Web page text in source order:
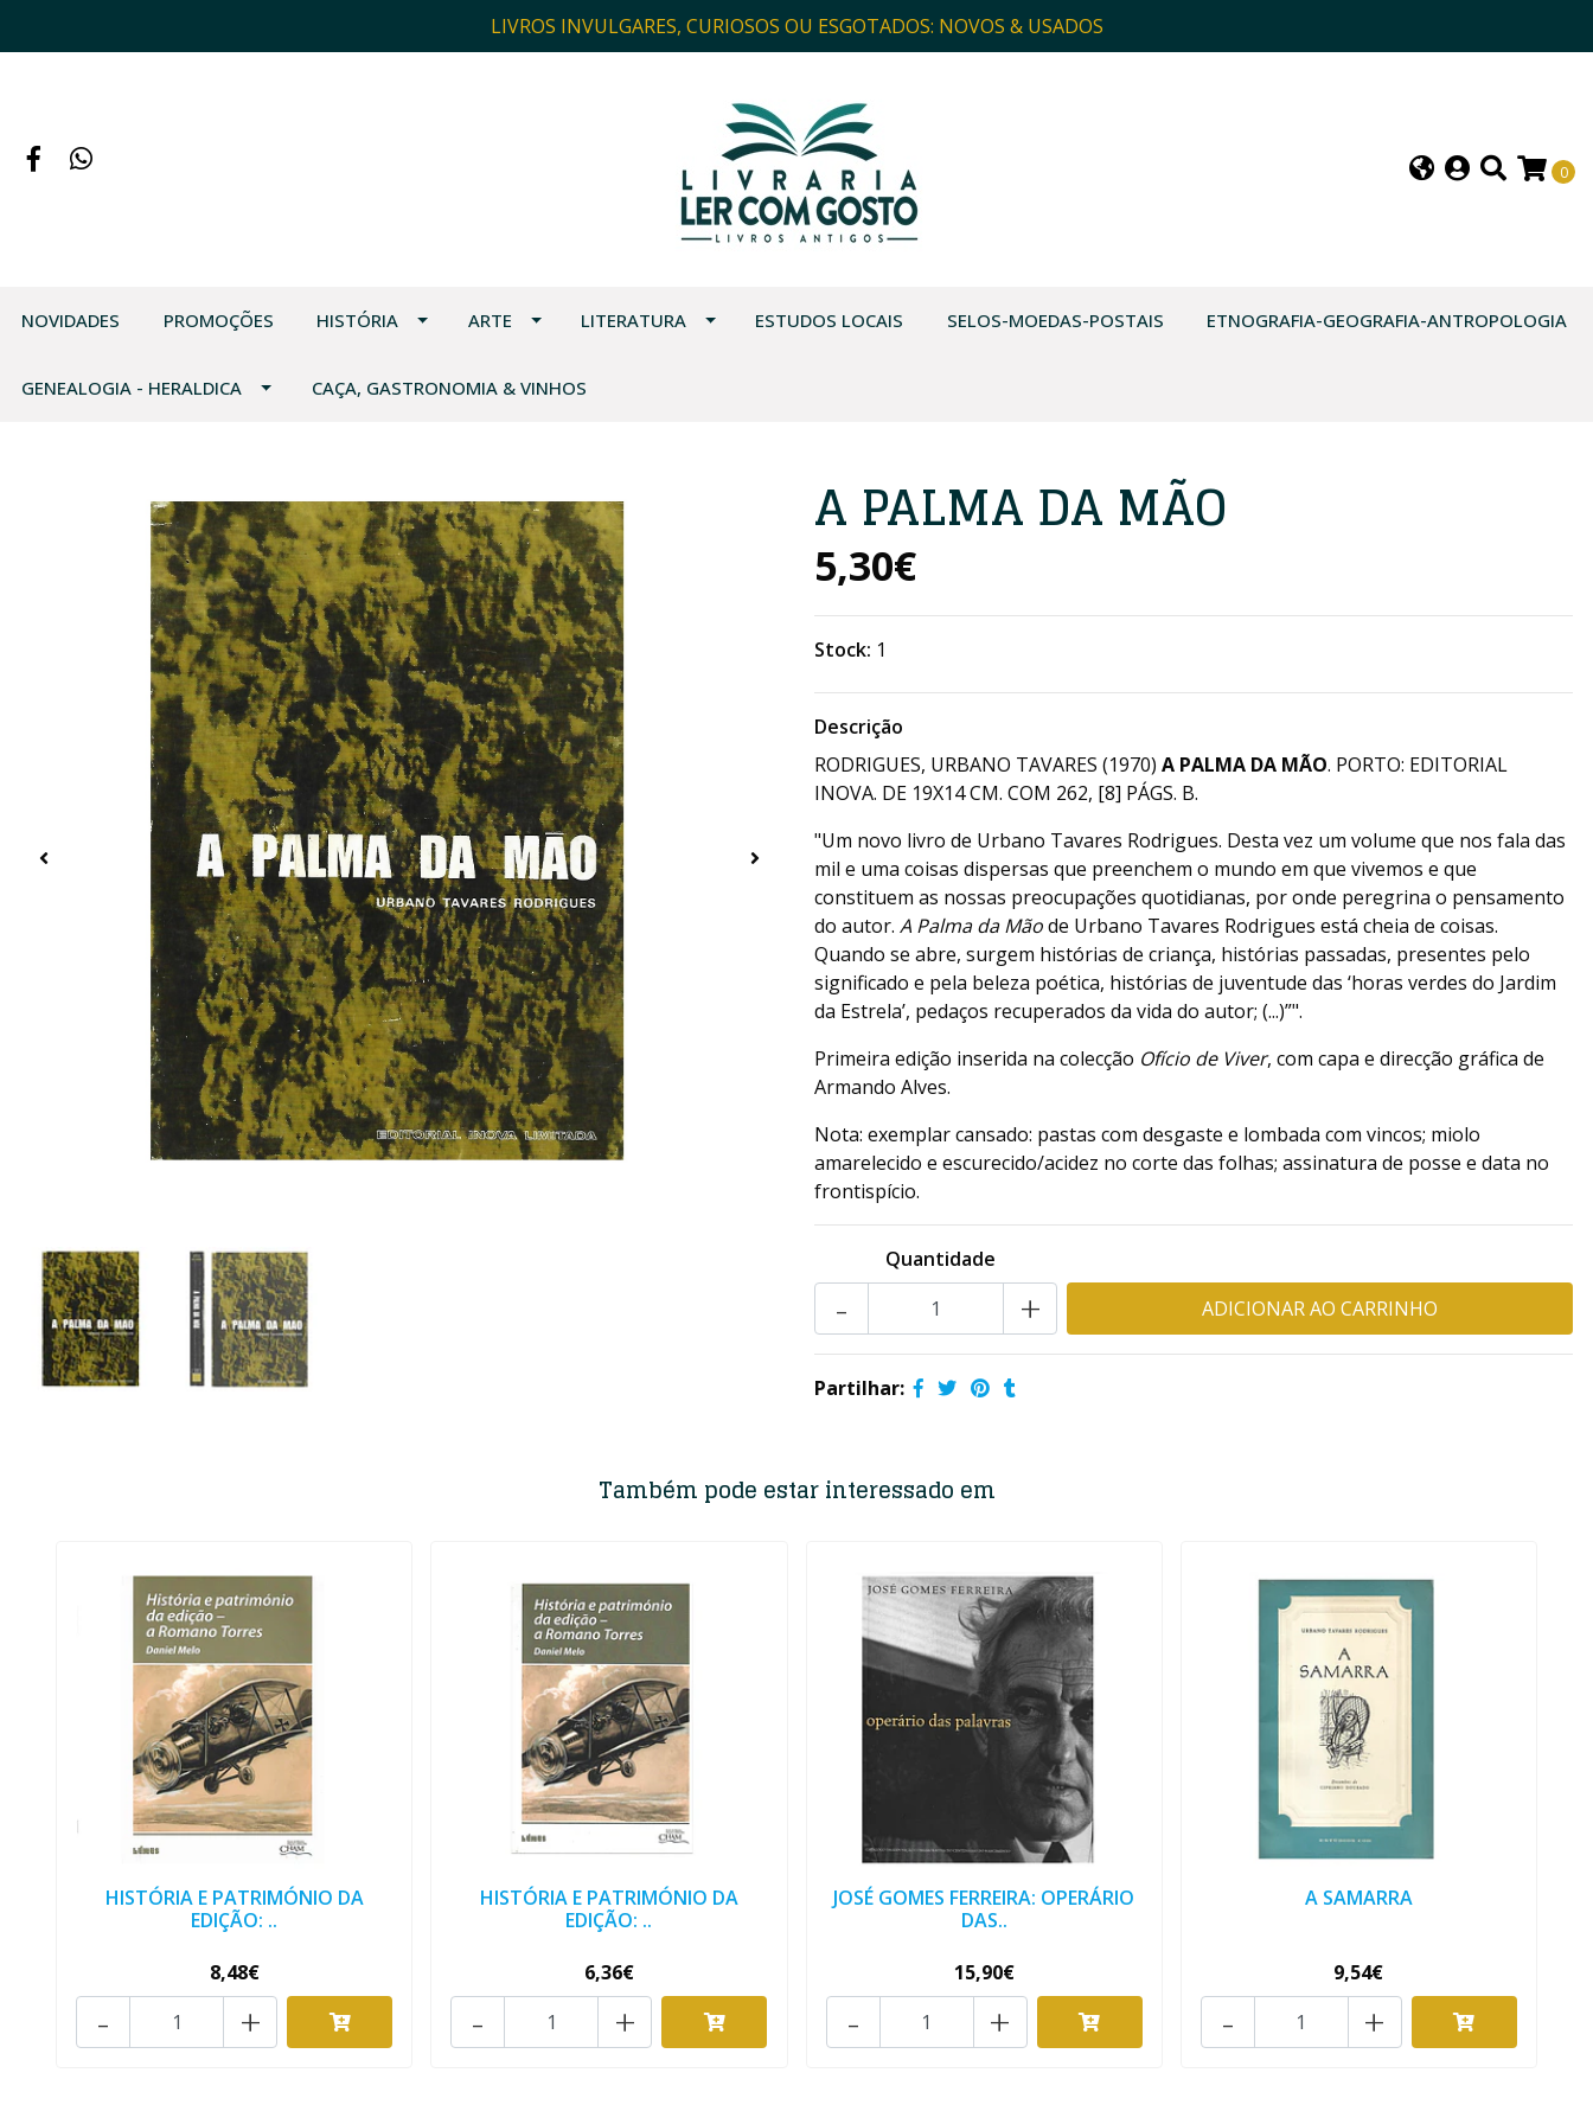
LIVROS INVULGARES, CURIOSOS OU ESGOTADOS: NOVOS & USADOS
0
NOVIDADES PROMOÇÕES HISTÓRIA ARTE LITERATURA ESTUDOS LOCAIS SELOS-MOEDAS-POSTAIS ETNOGRAFIA-GEOGRAFIA-ANTROPOLOGIA
GENEALOGIA - HERALDICA CAÇA, GASTRONOMIA & VINHOS
A PALMA DA MÃO
5,30€
Stock: 1
Descrição
RODRIGUES, URBANO TAVARES (1970) A PALMA DA MÃO. PORTO: EDITORIAL
INOVA. DE 19X14 CM. COM 262, [8] PÁGS. B.
"Um novo livro de Urbano Tavares Rodrigues. Desta vez um volume que nos fala das
mil e uma coisas dispersas que preenchem o mundo em que vivemos e que
constituem as nossas preocupações quotidianas, por onde peregrina o pensamento
do autor. A Palma da Mãode Urbano Tavares Rodrigues está cheia de coisas.
Quando se abre, surgem histórias de criança, histórias passadas, presentes pelo
significado e pela beleza poética, histórias de juventude das ‘horas verdes do Jardim
da Estrela’, pedaços recuperados da vida do autor; (...)”".
Primeira edição inserida na colecção Ofício de Viver, com capa e direcção gráfica de
Armando Alves.
Nota: exemplar cansado: pastas com desgaste e lombada com vincos; miolo
amarelecido e escurecido/acidez no corte das folhas; assinatura de posse e data no
frontispício.
Quantidade
+
-
Partilhar:
Também pode estar interessado em
HISTÓRIA E PATRIMÓNIO DA
EDIÇÃO: ..
8,48€
+
-
HISTÓRIA E PATRIMÓNIO DA
EDIÇÃO: ..
6,36€
+
-
JOSÉ GOMES FERREIRA: OPERÁRIO
DAS..
15,90€
+
-
A SAMARRA
9,54€
+
-